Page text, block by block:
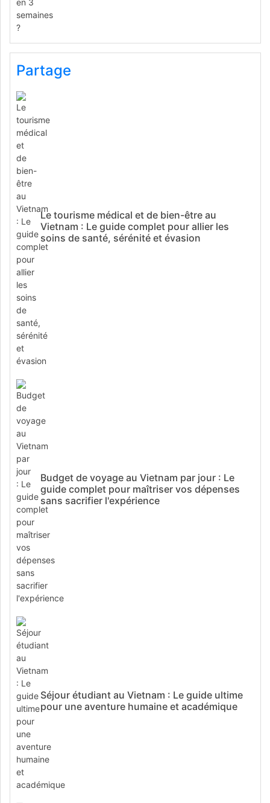
Partage
Le tourisme médical et de bien-être au
Vietnam : Le guide complet pour allier les
soins de santé, sérénité et évasion
Budget de voyage au Vietnam par jour : Le
guide complet pour maîtriser vos dépenses
sans sacrifier l'expérience
Séjour étudiant au Vietnam : Le guide ultime
pour une aventure humaine et académique